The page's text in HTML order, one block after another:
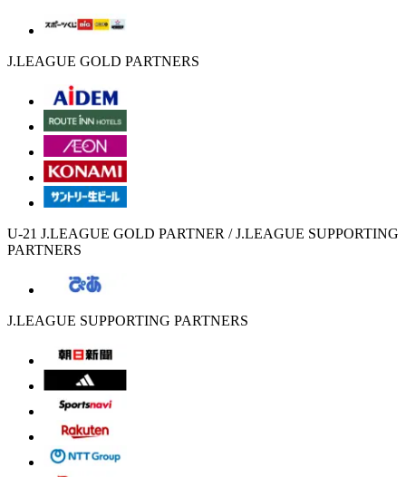
J.LEAGUE GOLD PARTNERS
U-21 J.LEAGUE GOLD PARTNER / J.LEAGUE SUPPORTING
PARTNERS
J.LEAGUE SUPPORTING PARTNERS